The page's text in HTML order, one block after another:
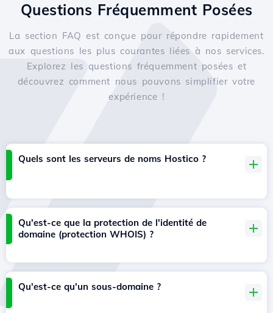
Questions Fréquemment Posées
La section FAQ est conçue pour répondre rapidement
aux questions les plus courantes liées à nos services.
Explorez les questions fréquemment posées et
découvrez comment nous pouvons simplifier votre
expérience !
Quels sont les serveurs de noms Hostico ?
Qu'est-ce que la protection de l'identité de
domaine (protection WHOIS) ?
Qu'est-ce qu'un sous-domaine ?